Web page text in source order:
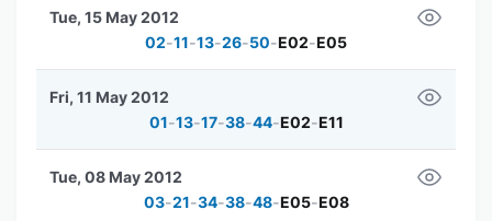
02-11-13-26-50-E02-E05
Tue, 15 May 2012
01-13-17-38-44-E02-E11
Fri, 11 May 2012
03-21-34-38-48-E05-E08
Tue, 08 May 2012